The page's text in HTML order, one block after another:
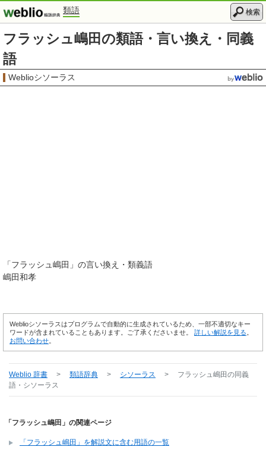
類語 検索
フラッシュ嶋田の類語・言い換え・同義
語
Weblioシソーラス
「フラッシュ嶋田 」の言い換え・類義語
嶋田和孝
Weblioシソーラスはプログラムで自動的に生成されているため、一部不適切なキー
ワードが含まれていることもあります。ご了承くださいませ。 詳しい解説を見る
お問い合わせ
Weblio 辞書 > 類語辞典 > シソーラス > フラッシュ嶋田の同義
語・シソーラス
「フラッシュ嶋田」の関連ページ
「フラッシュ嶋田」を解説文に含む用語の一覧